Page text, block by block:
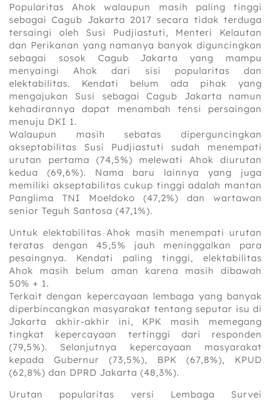
Popularitas Ahok walaupun masih paling tinggi
sebagai Cagub Jakarta 2017 secara tidak terduga
tersaingi oleh Susi Pudjiastuti, Menteri Kelautan
dan Perikanan yang namanya banyak diguncingkan
sebagai sosok Cagub Jakarta yang mampu
menyaingi Ahok dari sisi popularitas dan
elektabilitas. Kendati belum ada pihak yang
mengajukan Susi sebagai Cagub Jakarta namun
kehadirannya dapat menambah tensi persaingan
menuju DKI 1.
Walaupun masih sebatas diperguncingkan
akseptabilitas Susi Pudjiastuti sudah menempati
urutan pertama (74,5%) ‎melewati Ahok diurutan
kedua (69,6%). Nama baru lainnya yang juga
memiliki akseptabilitas cukup tinggi adalah mantan
Panglima TNI Moeldoko (47,2%) dan wartawan
senior Teguh Santosa (47,1%).
Untuk elektabilitas Ahok masih menempati urutan‎
teratas dengan 45,5% jauh meninggalkan para
pesaingnya. Kendati paling tinggi, elektabilitas
Ahok masih belum aman karena masih dibawah
50% + 1.
Terkait dengan kepercayaan lembaga yang banyak
diperbincangkan masyarakat tentang seputar isu di
Jakarta akhir-akhir ini, KPK masih memegang
tingkat kepercayaan tertinggi dari responden
(79,5%). Selanjutnya kepercayaan masyarakat
kepada Gubernur (73,5%), BPK (67,8%), KPUD
(62,8%) dan DPRD Jakarta (48,3%).
Urutan popularitas versi Lembaga Survei